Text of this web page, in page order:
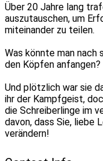
Über 20 Jahre lang
auszutauschen, um
miteinander zu teilen.
Was könnte man nach
den Köpfen anfangen?
Und plötzlich war sie
ihr der Kampfgeist,
die Schreiberlinge im
davon, dass Sie, liebe
verändern!